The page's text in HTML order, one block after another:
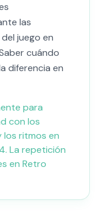
las
juego en
cuándo
diferencia en
para
con los
ritmos en
La repetición
en Retro